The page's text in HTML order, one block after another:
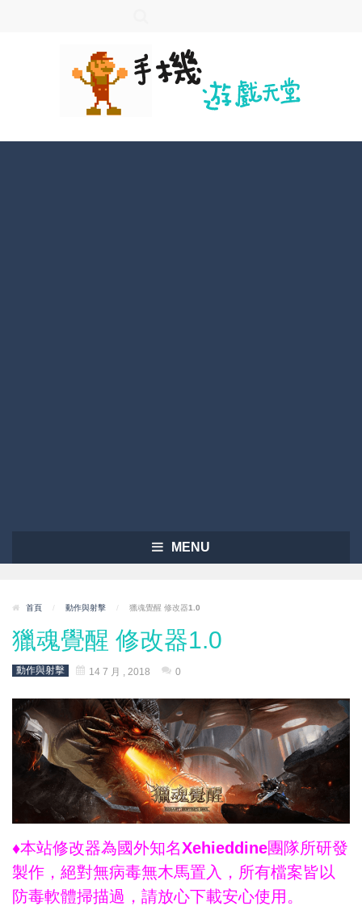
MENU
首頁 / 動作與射擊 / 獵魂覺醒 修改器1.0
獵魂覺醒 修改器1.0
動作與射擊 14 7 月 , 2018 0
♦本站修改器為國外知名Xehieddine團隊所研發
製作，絕對無病毒無木馬置入，所有檔案皆以
防毒軟體掃描過，請放心下載安心使用。